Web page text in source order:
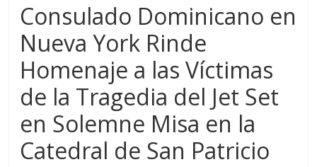
Consulado Dominicano en
Nueva York Rinde
Homenaje a las Víctimas
de la Tragedia del Jet Set
en Solemne Misa en la
Catedral de San Patricio